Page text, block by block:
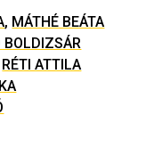
, MÁTHÉ BEÁTA
BOLDIZSÁR
RÉTI ATTILA